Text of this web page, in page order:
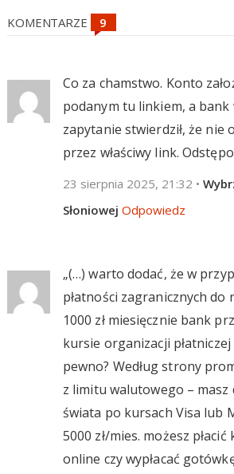
KOMENTARZE
Co za chamstwo. Konto
podanym tu linkiem, a bank
zapytanie stwierdził, że nie
przez właściwy link.
23 sierpnia 2025, 21:32 •
Słoniowej Odpowiedz
„(…) warto dodać, że w
płatności zagranicznych do
1000 zł miesięcznie bank
kursie organizacji płatniczej
pewno? Według strony
z limitu walutowego –
świata po kursach Visa lub
5000 zł/mies. możesz
online czy wypłacać